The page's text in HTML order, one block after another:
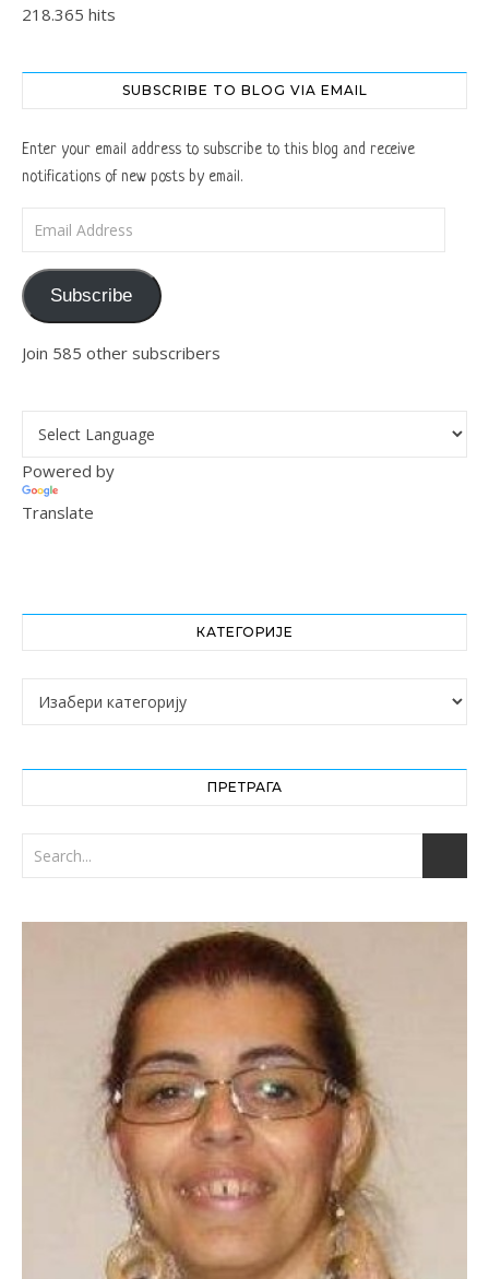
218.365 hits
SUBSCRIBE TO BLOG VIA EMAIL
Enter your email address to subscribe to this blog and receive
notifications of new posts by email.
Subscribe
Join 585 other subscribers
Powered by
Translate
КАТЕГОРИЈЕ
Категорије
ПРЕТРАГА